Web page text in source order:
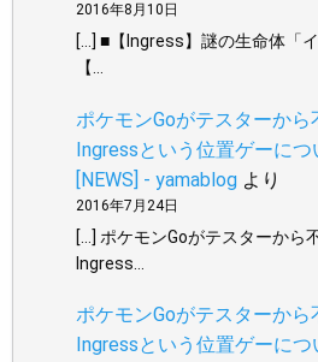
2016年8月10日
[…] ■【Ingress】謎の生命体「
【…
ポケモンGoがテスターから
Ingressという位置ゲーにつ
[NEWS] - yamablog より
2016年7月24日
[…] ポケモンGoがテスターから
Ingress…
ポケモンGoがテスターから
Ingressという位置ゲーにつ